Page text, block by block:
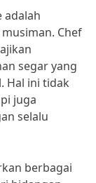
adalah
Chef
segar yang
Hal ini tidak
juga
selalu
berbagai